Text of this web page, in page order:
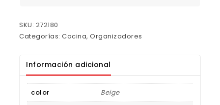
SKU: 272180
Categorías: Cocina, Organizadores
Información adicional
color
Beige